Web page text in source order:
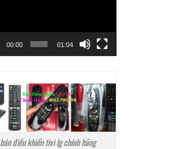
00:00 01:04
bán điều khiển tivi lg chính hãng